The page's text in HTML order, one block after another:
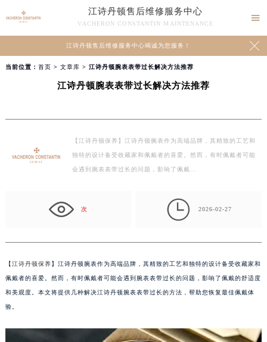
江诗丹顿售后维修服务中心
VACHERON CONSTANTIN MAINTENANCE

江诗丹顿售后维修服务中心竭诚为您服务！ 
当前位置： 首页 > 文章库 > 江诗丹顿腕表表带过长解决方法推荐
江诗丹顿腕表表带过长解决方法推荐
【江诗丹顿保养】江诗丹顿腕表作为高端品牌，其精致的工艺和
独特的设计备受收藏家和佩戴者的喜爱。然而，有时佩戴者可能
会遇到腕表表带过长的问题，影响了佩戴…
次  2026-02-27
【江诗丹顿保养】江诗丹顿腕表作为高端品牌，其精致的工艺和独特的设计备受收藏家和
佩戴者的喜爱。然而，有时佩戴者可能会遇到腕表表带过长的问题，影响了佩戴的舒适度
和美观度。本文将提供几种解决江诗丹顿腕表表带过长的方法，帮助您恢复最佳佩戴体
验。